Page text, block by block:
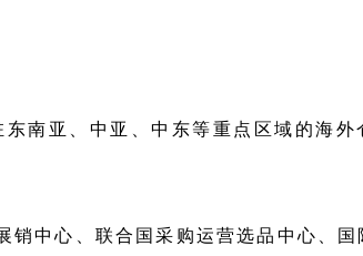
南亚、中亚、中东等重点区域的海外
中心、联合国采购运营选品中心、国